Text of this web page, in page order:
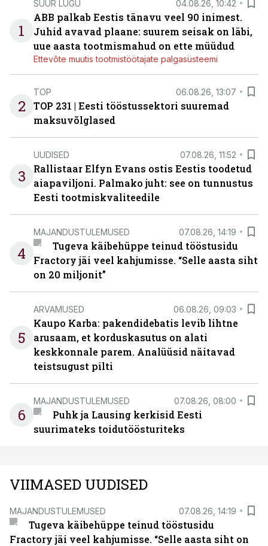
1
SUUR LUGU 04.08.26, 10:42
ABB palkab Eestis tänavu veel 90 inimest.
Juhid avavad plaane: suurem seisak on läbi,
uue aasta tootmismahud on ette müüdud
Ettevõte muutis tootmistöötajate palgasüsteemi
2
TOP 06.08.26, 13:07
TOP 231 | Eesti tööstussektori suuremad
maksuvõlglased
3
UUDISED 07.08.26, 11:52
Rallistaar Elfyn Evans ostis Eestis toodetud
aiapaviljoni. Palmako juht: see on tunnustus
Eesti tootmiskvaliteedile
4
MAJANDUSTULEMUSED 07.08.26, 14:19
Tugeva käibehüppe teinud tööstusidu
Fractory jäi veel kahjumisse. “Selle aasta siht
on 20 miljonit”
5
ARVAMUSED 06.08.26, 09:03
Kaupo Karba: pakendidebatis levib lihtne
arusaam, et korduskasutus on alati
keskkonnale parem. Analüüsid näitavad
teistsugust pilti
6
MAJANDUSTULEMUSED 07.08.26, 08:00
Puhk ja Lausing kerkisid Eesti
suurimateks toidutöösturiteks
VIIMASED UUDISED
MAJANDUSTULEMUSED 07.08.26, 14:19
Tugeva käibehüppe teinud tööstusidu
Fractory jäi veel kahjumisse. “Selle aasta siht on